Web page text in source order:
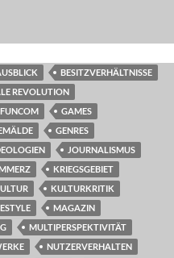
Film? (Teil 1)
BESITZVERHÄLTNISSE
REVOLUTION
FUNCOM
GAMES
GENRES
JOURNALISMUS
KRIEGSGEBIET
KULTURKRITIK
MAGAZIN
MULTIPERSPEKTIVITÄT
NUTZERVERHALTEN